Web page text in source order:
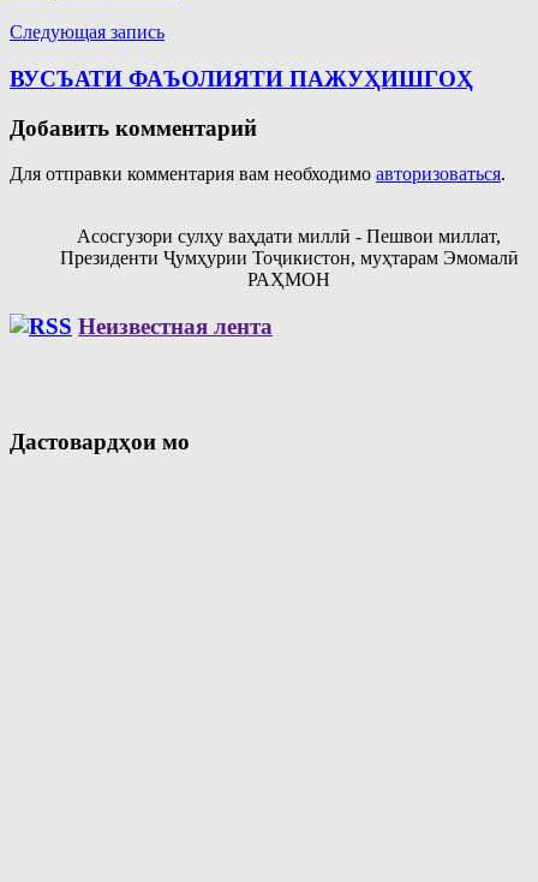
Следующая запись
ВУСЪАТИ ФАЪОЛИЯТИ ПАЖУҲИШГОҲ
Добавить комментарий
Для отправки комментария вам необходимо авторизоваться.
Асосгузори сулҳу ваҳдати миллӣ - Пешвои миллат,
Президенти Ҷумҳурии Тоҷикистон, муҳтарам Эмомалӣ
РАҲМОН
Неизвестная лента
Дастовардҳои мо